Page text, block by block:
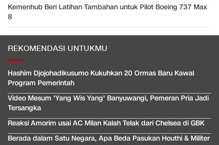
Kemenhub Beri Latihan Tambahan untuk Pilot Boeing 737 Max
8
REKOMENDASI UNTUKMU
Hashim Djojohadikusumo Kukuhkan 20 Ormas Baru Kawal
Program Pemerintah
Video Mesum 'Yang Wis Yang' Banyuwangi, Pemeran Pria Jadi
Tersangka
Reaksi Amorim usai AC Milan Kalah Telak dari Chelsea di GBK
Berada dalam Satu Negara, Apa Beda Pasukan Houthi & Militer